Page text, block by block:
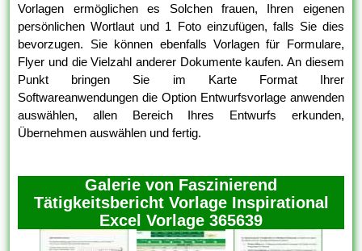
Vorlagen ermöglichen es Solchen frauen, Ihren eigenen
persönlichen Wortlaut und 1 Foto einzufügen, falls Sie dies
bevorzugen. Sie können ebenfalls Vorlagen für Formulare,
Flyer und die Vielzahl anderer Dokumente kaufen. An diesem
Punkt bringen Sie im Karte Format Ihrer
Softwareanwendungen die Option Entwurfsvorlage anwenden
auswählen, allen Bereich Ihres Entwurfs erkunden,
Übernehmen auswählen und fertig.
Galerie von Faszinierend
Tätigkeitsbericht Vorlage Inspirational
Excel Vorlage 365639